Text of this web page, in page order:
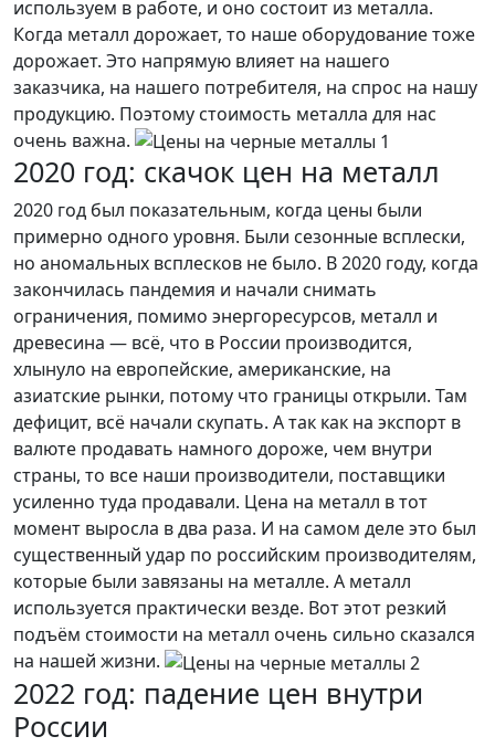
используем в работе, и оно состоит из металла.
Когда металл дорожает, то наше оборудование тоже
дорожает. Это напрямую влияет на нашего
заказчика, на нашего потребителя, на спрос на нашу
продукцию. Поэтому стоимость металла для нас
очень важна.
2020 год: скачок цен на металл
2020 год был показательным, когда цены были
примерно одного уровня. Были сезонные всплески,
но аномальных всплесков не было. В 2020 году, когда
закончилась пандемия и начали снимать
ограничения, помимо энергоресурсов, металл и
древесина — всё, что в России производится,
хлынуло на европейские, американские, на
азиатские рынки, потому что границы открыли. Там
дефицит, всё начали скупать. А так как на экспорт в
валюте продавать намного дороже, чем внутри
страны, то все наши производители, поставщики
усиленно туда продавали. Цена на металл в тот
момент выросла в два раза. И на самом деле это был
существенный удар по российским производителям,
которые были завязаны на металле. А металл
используется практически везде. Вот этот резкий
подъём стоимости на металл очень сильно сказался
на нашей жизни.
2022 год: падение цен внутри
России